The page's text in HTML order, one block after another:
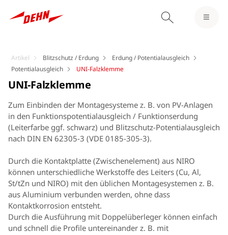
Artikel Blitzschutz / Erdung
Erdung / Potentialausgleich
Potentialausgleich
UNI-Falzklemme
UNI-Falzklemme
Zum Einbinden der Montagesysteme z. B. von PV-Anlagen
in den Funktionspotentialausgleich / Funktionserdung
(Leiterfarbe ggf. schwarz) und Blitzschutz-Potentialausgleich
nach DIN EN 62305-3 (VDE 0185-305-3).
Durch die Kontaktplatte (Zwischenelement) aus NIRO
können unterschiedliche Werkstoffe des Leiters (Cu, Al,
St/tZn und NIRO) mit den üblichen Montagesystemen z. B.
aus Aluminium verbunden werden, ohne dass
Kontaktkorrosion entsteht.
Durch die Ausführung mit Doppelüberleger können einfach
und schnell die Profile untereinander z. B. mit